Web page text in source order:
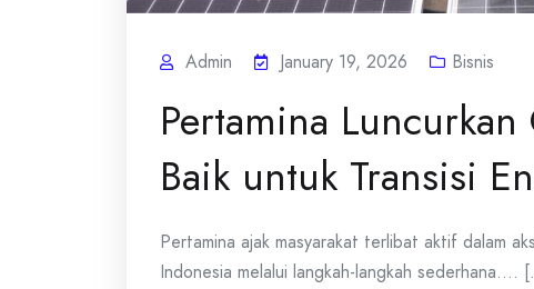
Admin January 19, 2026 Bisnis
Pertamina
Baik untuk Transisi
Pertamina ajak masyarakat terlibat aktif dalam
Indonesia melalui langkah-langkah sederhana....